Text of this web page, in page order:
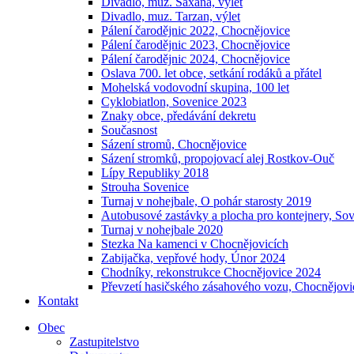
Divadlo, muz. Tarzan, výlet
Pálení čarodějnic 2022, Chocnějovice
Pálení čarodějnic 2023, Chocnějovice
Pálení čarodějnic 2024, Chocnějovice
Oslava 700. let obce, setkání rodáků a přátel
Mohelská vodovodní skupina, 100 let
Cyklobiatlon, Sovenice 2023
Znaky obce, předávání dekretu
Současnost
Sázení stromů, Chocnějovice
Sázení stromků, propojovací alej Rostkov-Ouč
Lípy Republiky 2018
Strouha Sovenice
Turnaj v nohejbale, O pohár starosty 2019
Autobusové zastávky a plocha pro kontejnery,
Turnaj v nohejbale 2020
Stezka Na kamenci v Chocnějovicích
Zabijačka, vepřové hody, Únor 2024
Chodníky, rekonstrukce Chocnějovice 2024
Převzetí hasičského zásahového vozu,
Kontakt
Obec
Zastupitelstvo